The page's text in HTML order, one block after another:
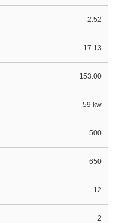
2.52
17.13
153.00
59 kw
500
650
12
2